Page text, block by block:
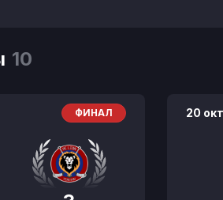
10
ФИНАЛ 20